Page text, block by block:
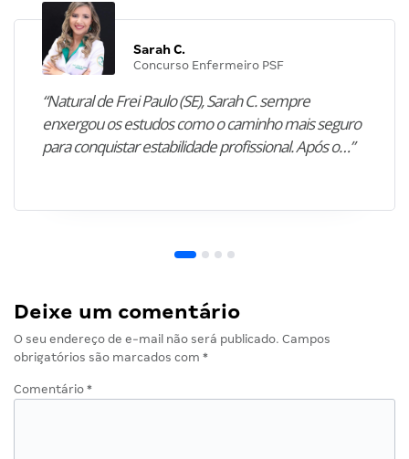
Sarah C.
Concurso Enfermeiro PSF
“Natural de Frei Paulo (SE), Sarah C. sempre
enxergou os estudos como o caminho mais seguro
para conquistar estabilidade profissional. Após o…”
Deixe um comentário
O seu endereço de e-mail não será publicado. Campos
obrigatórios são marcados com *
Comentário *